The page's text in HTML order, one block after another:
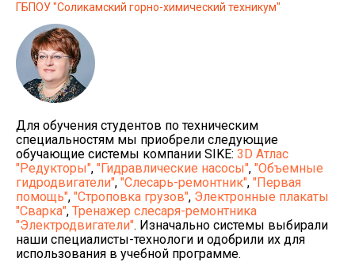
ГБПОУ "Соликамский горно-химический техникум"
Для обучения студентов по техническим
специальностям мы приобрели следующие
обучающие системы компании SIKE: 3D Атлас
"Редукторы", "Гидравлические насосы", "Объемные
гидродвигатели", "Слесарь-ремонтник", "Первая
помощь", "Строповка грузов", Электронные плакаты
"Сварка", Тренажер слесаря-ремонтника
"Электродвигатели". Изначально системы выбирали
наши специалисты-технологи и одобрили их для
использования в учебной программе.